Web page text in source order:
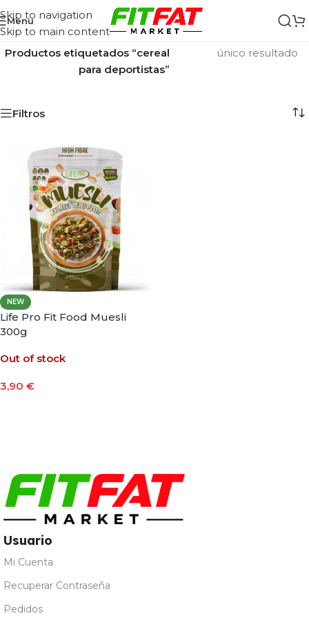
Skip to navigation
Skip to main content
Menu
Inicio/
Productos etiquetados “cereal
para deportistas”
único resultado
Filtros
NEW
Life Pro Fit Food Muesli
300g
Out of stock
3,90 €
Usuario
Mi Cuenta
Recuperar Contraseña
Pedidos